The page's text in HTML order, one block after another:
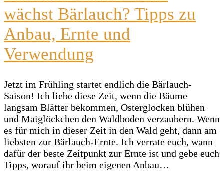
wächst Bärlauch? Tipps zu
Anbau, Ernte und
Verwendung
Jetzt im Frühling startet endlich die Bärlauch-
Saison! Ich liebe diese Zeit, wenn die Bäume
langsam Blätter bekommen, Osterglocken blühen
und Maiglöckchen den Waldboden verzaubern. Wenn
es für mich in dieser Zeit in den Wald geht, dann am
liebsten zur Bärlauch-Ernte. Ich verrate euch, wann
dafür der beste Zeitpunkt zur Ernte ist und gebe euch
Tipps, worauf ihr beim eigenen Anbau…